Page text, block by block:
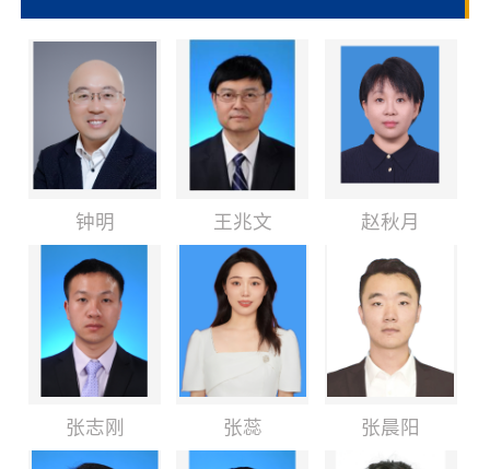
钟明 王兆文 赵秋月
张志刚 张蕊 张晨阳